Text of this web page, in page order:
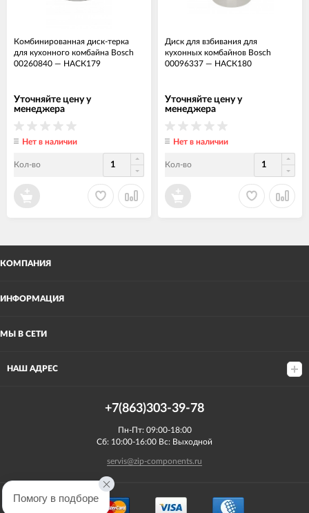
Комбинированная диск-терка
для кухонного комбайна Bosch
00260840 — НАСК179
Уточняйте цену у
менеджера
Нет в наличии
Кол-во
Диск для взбивания для
кухонных комбайнов Bosch
00096337 — НАСК180
Уточняйте цену у
менеджера
Нет в наличии
Кол-во
КОМПАНИЯ
ИНФОРМАЦИЯ
МЫ В СЕТИ
НАШ АДРЕС
+7(863)303-39-78
Пн-Пт: 09:00-18:00
Сб: 10:00-16:00 Вс: Выходной
servis@zip-components.ru
Помогу в подборе